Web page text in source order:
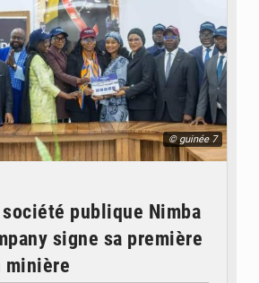
© guinée 7
publique Nimba
signe sa première
minière